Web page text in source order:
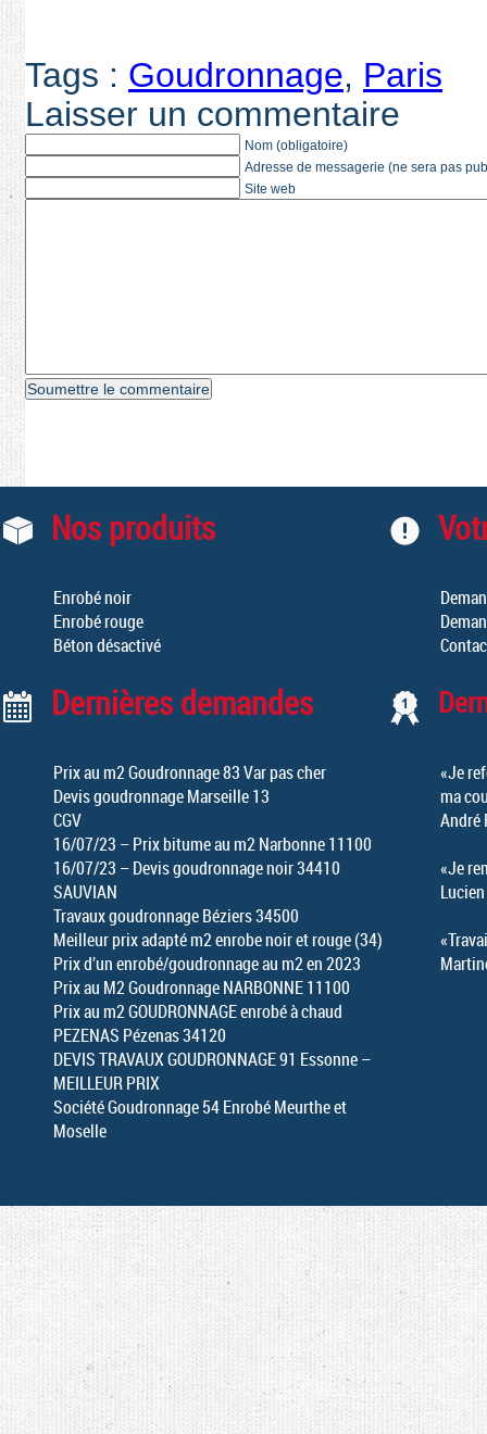
Tags : Goudronnage, Paris
Laisser un commentaire
Nom (obligatoire)
Adresse de messagerie (ne sera pas
Site web
Nos produits
Enrobé noir
Enrobé rouge
Béton désactivé
Dernières demandes
Prix au m2 Goudronnage 83 Var pas cher
Devis goudronnage Marseille 13
CGV
16/07/23 – Prix bitume au m2 Narbonne 11100
16/07/23 – Devis goudronnage noir 34410
SAUVIAN
Travaux goudronnage Béziers 34500
Meilleur prix adapté m2 enrobe noir et rouge (34)
Prix d’un enrobé/goudronnage au m2 en 2023
Prix au M2 Goudronnage NARBONNE 11100
Prix au m2 GOUDRONNAGE enrobé à chaud
PEZENAS Pézenas 34120
DEVIS TRAVAUX GOUDRONNAGE 91 Essonne –
MEILLEUR PRIX
Société Goudronnage 54 Enrobé Meurthe et
Moselle
«Je
ma
André
«Je
Lucien